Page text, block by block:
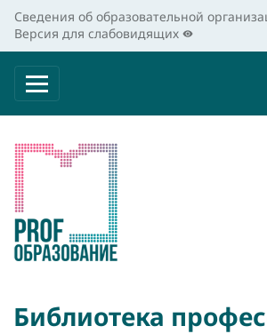
Сведения об образовательной
Версия для слабовидящих
Библиотека